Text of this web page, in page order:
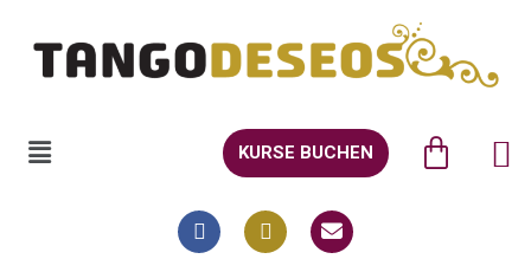
KURSE BUCHEN